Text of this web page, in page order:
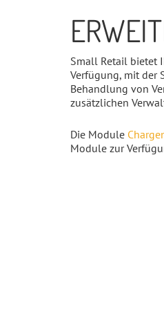
Small Retail bietet
Verfügung, mit der
Behandlung von
zusätzlichen
Die Module
Module zur